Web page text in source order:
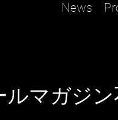
News
ルマガジン